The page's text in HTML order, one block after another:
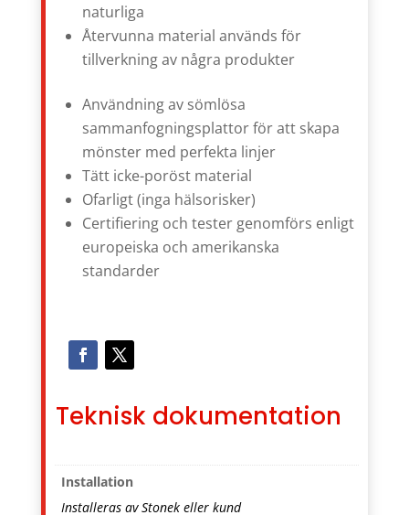
naturliga
Återvunna material används för
tillverkning av några produkter
Användning av sömlösa
sammanfogningsplattor för att skapa
mönster med perfekta linjer
Tätt icke-poröst material
Ofarligt (inga hälsorisker)
Certifiering och tester genomförs enligt
europeiska och amerikanska
standarder
Teknisk dokumentation
Installation
Installeras av Stonek eller kund